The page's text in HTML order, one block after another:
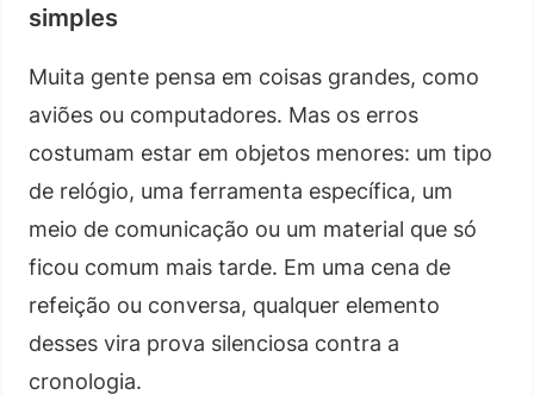
simples
Muita gente pensa em coisas grandes, como
aviões ou computadores. Mas os erros
costumam estar em objetos menores: um tipo
de relógio, uma ferramenta específica, um
meio de comunicação ou um material que só
ficou comum mais tarde. Em uma cena de
refeição ou conversa, qualquer elemento
desses vira prova silenciosa contra a
cronologia.